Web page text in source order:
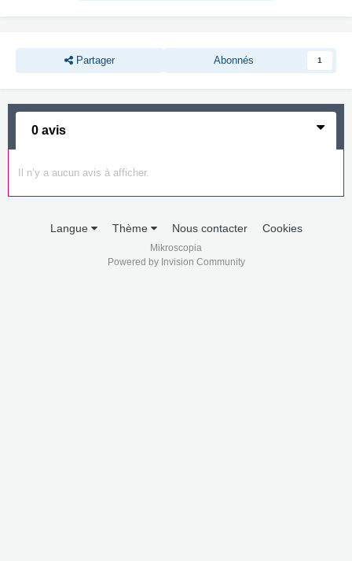
Partager Abonnés 1
0 avis
Il n’y a aucun avis à afficher.
Langue Thème Nous contacter Cookies
Mikroscopia
Powered by Invision Community